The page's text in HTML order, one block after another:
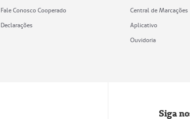
Fale Conosco Cooperado
Declarações
Central de Marcações
Aplicativo
Ouvidoria
Siga